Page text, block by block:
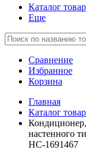
Каталог
Еще
Сравнение
Избранное
Корзина
Главная
Каталог
настенного
НС-1691467